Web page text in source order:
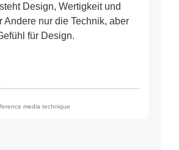
Medien-
machten
Design, Wertigkeit und
Andere nur die Technik, aber
für Design.
media technique